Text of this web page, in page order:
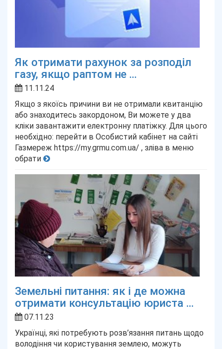
Як отримати рахунок за розподіл
газу, якщо раптом не ...
11.11.24
Якщо з якоїсь причини ви не отримали квитанцію
або знаходитесь закордоном, Ви можете у два
кліки завантажити електронну платіжку. Для цього
необхідно: перейти в Особистий кабінет на сайті
Газмереж https://my.grmu.com.ua/ , зліва в меню
обрати
Земельні питання: як і де можна
отримати консультацію юриста ...
07.11.23
Українці, які потребують розв’язання питань щодо
володіння чи користування землею, можуть